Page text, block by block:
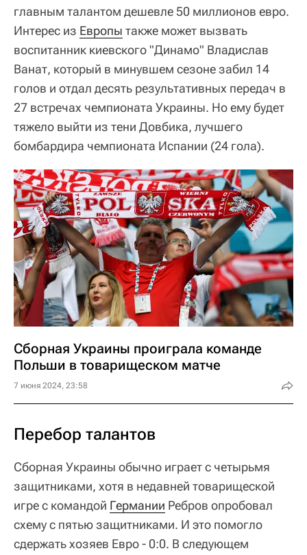
главным талантом дешевле 50 миллионов евро.
Интерес из Европы также может вызвать
воспитанник киевского "Динамо" Владислав
Ванат, который в минувшем сезоне забил 14
голов и отдал десять результативных передач в
27 встречах чемпионата Украины. Но ему будет
тяжело выйти из тени Довбика, лучшего
бомбардира чемпионата Испании (24 гола).
Сборная Украины проиграла команде
Польши в товарищеском матче
7 июня 2024, 23:58
Перебор талантов
Сборная Украины обычно играет с четырьмя
защитниками, хотя в недавней товарищеской
игре с командой Германии Ребров опробовал
схему с пятью защитниками. И это помогло
сдержать хозяев Евро - 0:0. В следующем